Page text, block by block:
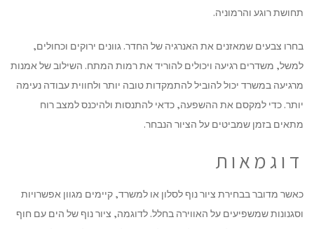
תחושת רוגע והרמוניה.
בחרו צבעים שמאזנים את האנרגיה של החדר. גוונים ירוקים וכחולים,
למשל, משדרים רגיעה ויכולים להוריד את רמות המתח. השילוב של אמנות
מרגיעה במשרד יכול להוביל להתמקדות טובה יותר ולחווית עבודה נעימה
יותר. כדי למקסם את ההשפעה, כדאי להתנסות ולהיכנס למצב רוח
מתאים בזמן שמביטים על הציור הנבחר.
דוגמאות
כאשר מדובר בבחירת ציור נוף לסלון או למשרד, קיימים מגוון אפשרויות
וסגנונות שמשפיעים על האווירה בחלל. לדוגמה, ציור נוף של הים עם חוף